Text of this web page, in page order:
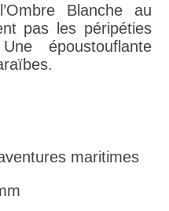
Blanche au
pas les péripéties
époustouflante
maritimes